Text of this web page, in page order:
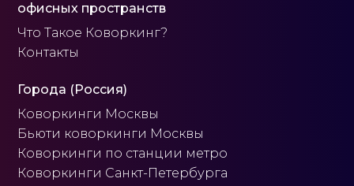
офисных пространств
Что Такое Коворкинг?
Контакты
Города (Россия)
Коворкинги Москвы
Бьюти коворкинги Москвы
Коворкинги по станции метро
Коворкинги Санкт-Петербурга